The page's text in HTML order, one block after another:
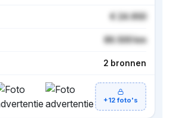
€ 24.950
86.500 km
2 bronnen
+12 foto's